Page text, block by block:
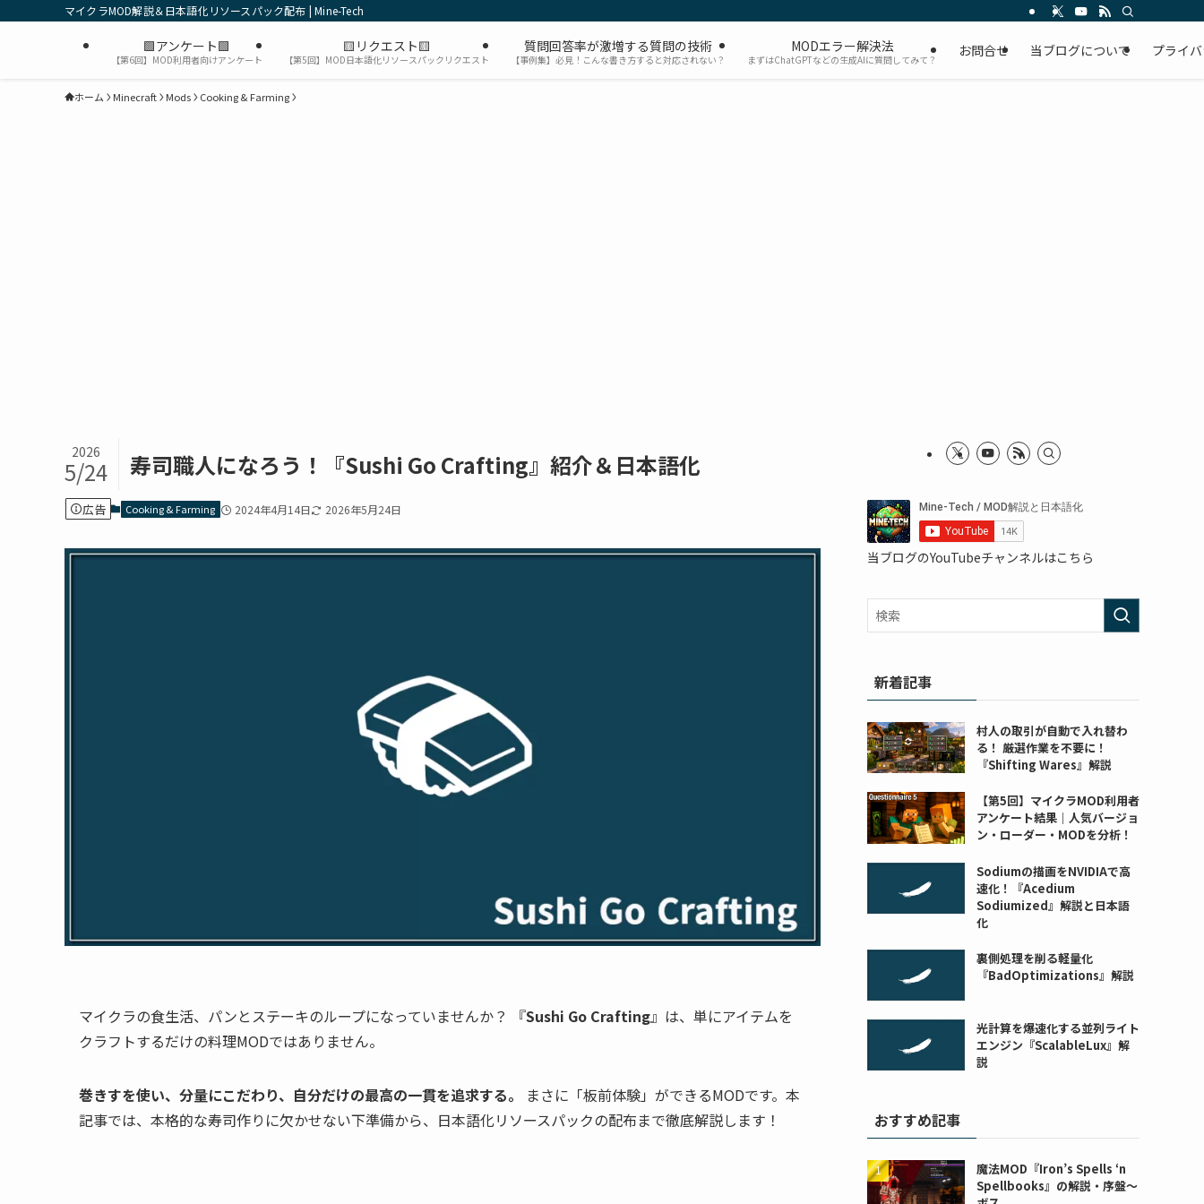
マイクラMOD解説＆日本語化リソースパック配布 | Mine-Tech
🟩アンケート🟩
【第6回】MOD利用者向けアンケート
🟨リクエスト🟨
【第5回】MOD日本語化リソースパックリクエスト
質問回答率が激増する質問の技術
【事例集】必見！こんな書き方すると対応されない？
MODエラー解決法
まずはChatGPTなどの生成AIに質問してみて？
お問合せ 当ブログについて プライ
ホーム Minecraft Mods Cooking & Farming
寿司職人になろう！『Sushi Go Crafting』紹介＆日本語化
2026
5/24
広告 Cooking & Farming 2024年4月14日 2026年5月24日
マイクラの食生活、パンとステーキのループになっていませんか？ 『Sushi Go Crafting』は、単にアイテムを
クラフトするだけの料理MODではありません。
巻きすを使い、分量にこだわり、自分だけの最高の一貫を追求する。
まさに「板前体験」ができるMODです。本
記事では、本格的な寿司作りに欠かせない下準備から、日本語化リソースパックの配布まで徹底解説します！
当ブログのYouTubeチャンネルはこちら
新着記事
村人の取引が自動で入れ替わ
る！ 厳選作業を不要に！
『Shifting Wares』解説
【第5回】マイクラMOD利用者
アンケート結果｜人気バージョ
ン・ローダー・MODを分析！
Sodiumの描画をNVIDIAで高
速化！『Acedium
Sodiumized』解説と日本語
化
裏側処理を削る軽量化
『BadOptimizations』解説
光計算を爆速化する並列ライト
エンジン『ScalableLux』解
説
おすすめ記事
魔法MOD『Iron’s Spells ‘n
Spellbooks』の解説・序盤～